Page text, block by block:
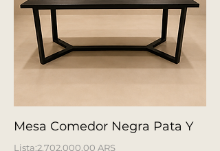
Mesa Comedor Negra Pata Y
Precio2.702.000,00 ARS